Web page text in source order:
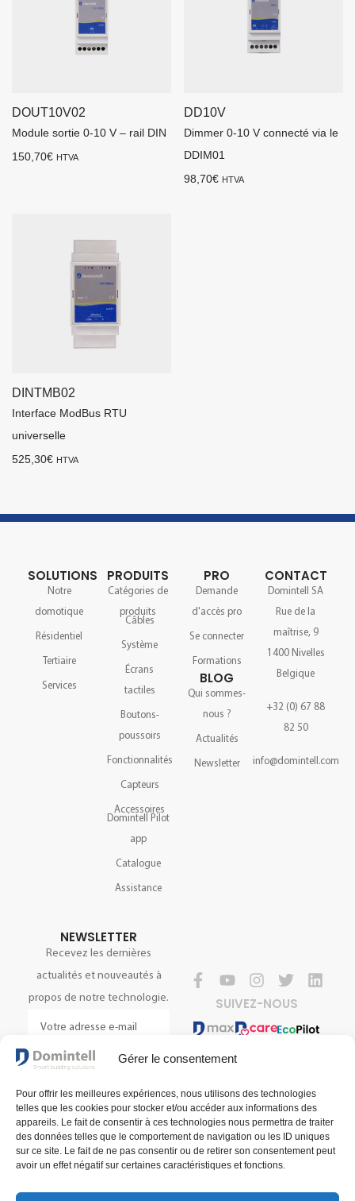
Gérer le consentement
Pour offrir les meilleures expériences, nous utilisons des technologies
telles que les cookies pour stocker et/ou accéder aux informations des
appareils. Le fait de consentir à ces technologies nous permettra de traiter
des données telles que le comportement de navigation ou les ID uniques
sur ce site. Le fait de ne pas consentir ou de retirer son consentement peut
avoir un effet négatif sur certaines caractéristiques et fonctions.
DOUT10V02
Module sortie 0-10 V – rail DIN
150,70€ HTVA
DD10V
Dimmer 0-10 V connecté via le
DDIM01
98,70€ HTVA
DINTMB02
Interface ModBus RTU
universelle
525,30€ HTVA
SOLUTIONS
Notre
domotique
Résidentiel
Tertiaire
Services
PRODUITS
Catégories de
produits
Câbles
Système
Écrans
tactiles
Boutons-
poussoirs
Fonctionnalités
Capteurs
Accessoires
Domintell Pilot
app
Catalogue
Assistance
PRO
Demande
d'accès pro
Se connecter
Formations
BLOG
Qui sommes-
nous ?
Actualités
Newsletter
CONTACT
Domintell SA
Rue de la
maîtrise, 9
1400 Nivelles
Belgique
+32 (0) 67 88
82 50
info@domintell.com
NEWSLETTER
Recevez les dernières
actualités et nouveautés à
propos de notre technologie.
S'INSCRIRE
SUIVEZ-NOUS